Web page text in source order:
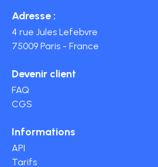
Adresse :
4 rue Jules Lefebvre
75009 Paris - France
Devenir client
FAQ
CGS
Informations
API
Tarifs